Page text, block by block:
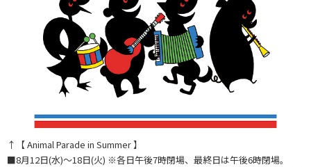
↑【 Animal Parade in Summer 】
■8月12日(水)～18日(火) ※各日午後7時閉場、最終日は午後6時閉場。